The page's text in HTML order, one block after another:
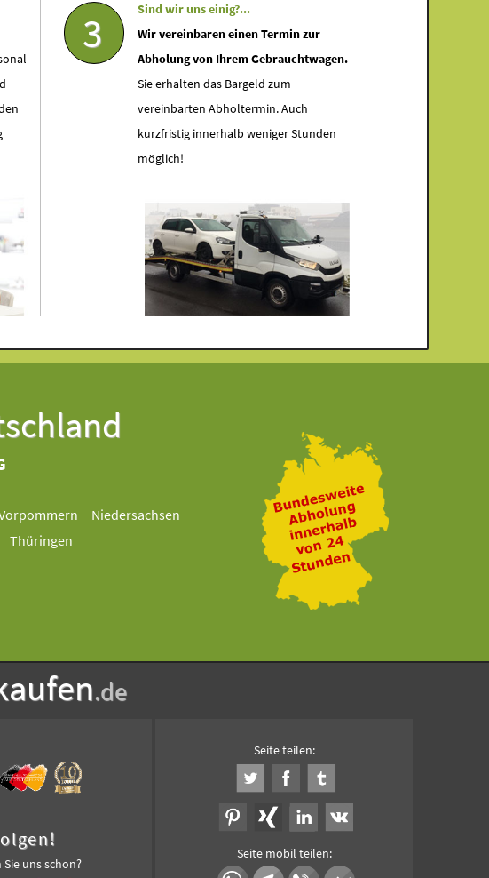
3
Sind wir uns einig?...
Wir vereinbaren einen Termin zur
Abholung von Ihrem Gebrauchtwagen.
Sie erhalten das Bargeld zum
vereinbarten Abholtermin. Auch
kurzfristig innerhalb weniger Stunden
möglich!
Niedersachsen
Thüringen
.de
Sie uns schon?
Seite teilen:
Seite mobil teilen: